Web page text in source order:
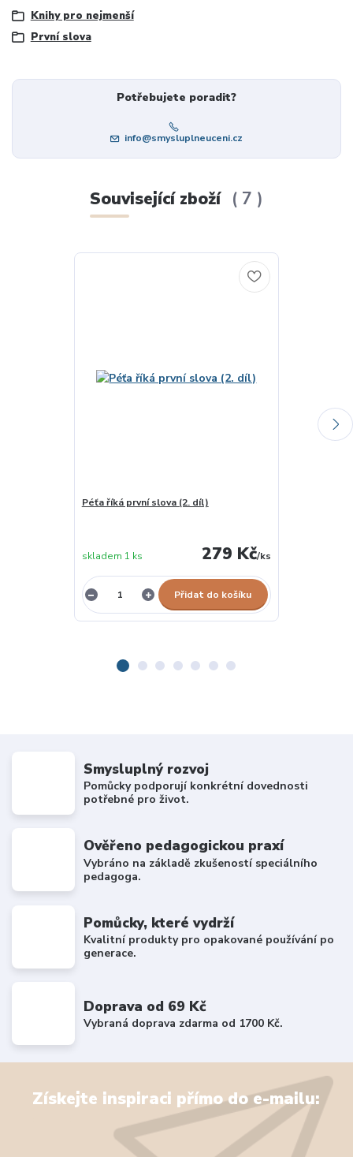
Knihy pro nejmenší
První slova
Potřebujete poradit?
info@smysluplneuceni.cz
Související zboží 7
Péťa říká první slova (2. díl)
279 Kč/ks
skladem 1 ks
Přidat do košíku
Smysluplný rozvoj
Pomůcky podporují konkrétní dovednosti
potřebné pro život.
Ověřeno pedagogickou praxí
Vybráno na základě zkušeností speciálního
pedagoga.
Pomůcky, které vydrží
Kvalitní produkty pro opakované používání po
generace.
Doprava od 69 Kč
Vybraná doprava zdarma od 1700 Kč.
Získejte inspiraci přímo do e-mailu: